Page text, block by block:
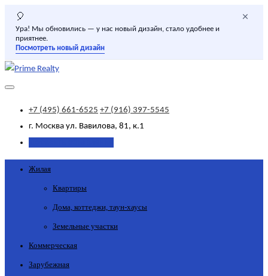
🎈
Ура! Мы обновились — у нас новый дизайн, стало удобнее и
приятнее.
Посмотреть новый дизайн
×
+7 (495) 661-6525 +7 (916) 397-5545
г. Москва ул. Вавилова, 81, к.1
Жилая
Квартиры
Дома, коттеджи, таун-хаусы
Земельные участки
Коммерческая
Зарубежная